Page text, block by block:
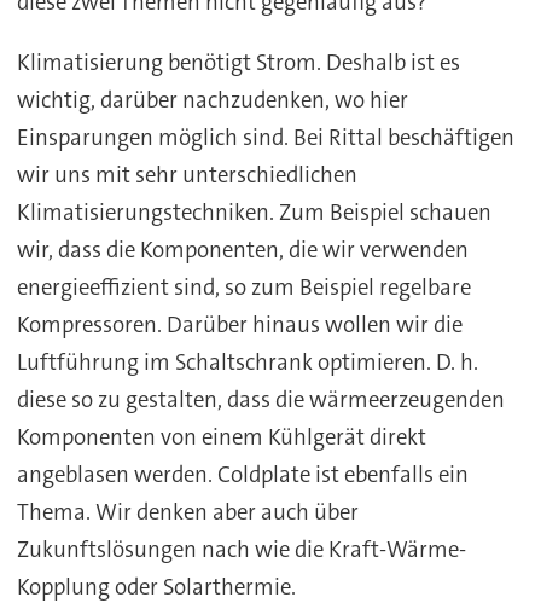
Klimatisierung benötigt Strom. Deshalb ist es
wichtig, darüber nachzudenken, wo hier
Einsparungen möglich sind. Bei Rittal beschäftigen
wir uns mit sehr unterschiedlichen
Klimatisierungstechniken. Zum Beispiel schauen
wir, dass die Komponenten, die wir verwenden
energieeffizient sind, so zum Beispiel regelbare
Kompressoren. Darüber hinaus wollen wir die
Luftführung im Schaltschrank optimieren. D. h.
diese so zu gestalten, dass die wärmeerzeugenden
Komponenten von einem Kühlgerät direkt
angeblasen werden. Coldplate ist ebenfalls ein
Thema. Wir denken aber auch über
Zukunftslösungen nach wie die Kraft-Wärme-
Kopplung oder Solarthermie.